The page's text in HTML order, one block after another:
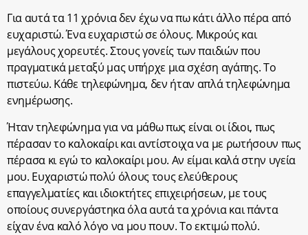
Για αυτά τα 11 χρόνια δεν έχω να πω κάτι άλλο πέρα από
ευχαριστώ. Ένα ευχαριστώ σε όλους. Μικρούς και
μεγάλους χορευτές. Στους γονείς των παιδιών που
πραγματικά μεταξύ μας υπήρχε μια σχέση αγάπης. Το
πιστεύω. Κάθε τηλεφώνημα, δεν ήταν απλά τηλεφώνημα
ενημέρωσης.
Ήταν τηλεφώνημα για να μάθω πως είναι οι ίδιοι, πως
πέρασαν το καλοκαίρι και αντίστοιχα να με ρωτήσουν πως
πέρασα κι εγώ το καλοκαίρι μου. Αν είμαι καλά στην υγεία
μου. Ευχαριστώ πολύ όλους τους ελεύθερους
επαγγελματίες και ιδιοκτήτες επιχειρήσεων, με τους
οποίους συνεργάστηκα όλα αυτά τα χρόνια και πάντα
είχαν ένα καλό λόγο να μου πουν. Το εκτιμώ πολύ.